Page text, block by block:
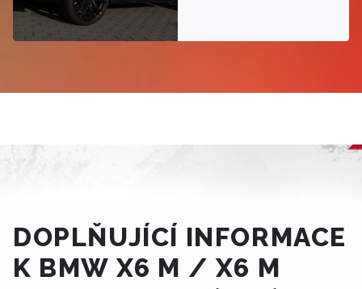
DOPLŇUJÍCÍ INFORMACE
K BMW X6 M / X6 M